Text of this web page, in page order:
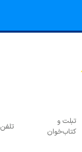
تبلت و
کتاب‌خوان
تلفن